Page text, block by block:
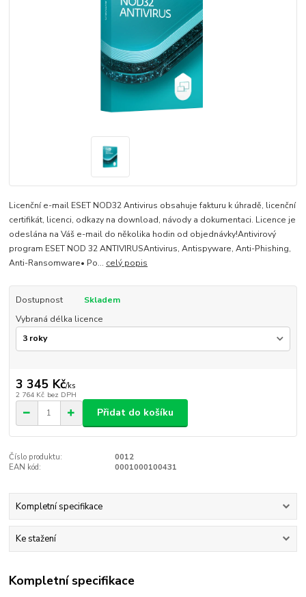
Licenční e-mail ESET NOD32 Antivirus obsahuje fakturu k úhradě, licenční
certifikát, licenci, odkazy na download, návody a dokumentaci. Licence je
odeslána na Váš e-mail do několika hodin od objednávky!Antivirový
program ESET NOD 32 ANTIVIRUSAntivirus, Antispyware, Anti-Phishing,
Anti-Ransomware• Po... celý popis
Dostupnost
Skladem
Vybraná délka licence
3 345 Kč/ks
2 764 Kč bez DPH
Přidat do košíku
Číslo produktu:
0012
EAN kód:
0001000100431
Kompletní specifikace
Ke stažení
Kompletní specifikace